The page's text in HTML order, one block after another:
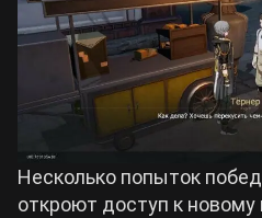
Несколько попыток
откроют доступ к новому